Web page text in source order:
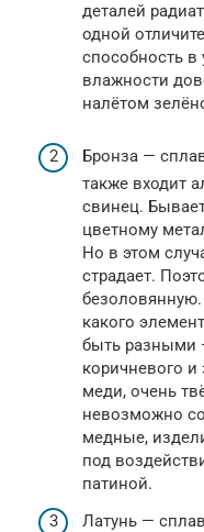
деталей
одной
способность
влажности
налётом
Бронза —
также входит
свинец.
цветному
Но в этом
страдает.
безоловянную.
какого
быть разными
коричневого и
меди, очень
невозможно
медные,
под
патиной.
Латунь —